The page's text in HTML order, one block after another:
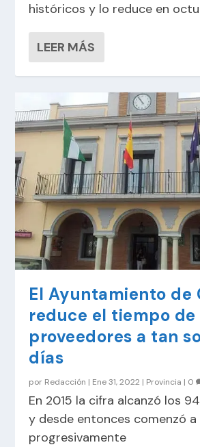
históricos y lo reduce en
LEER MÁS
El Ayuntamiento de
reduce el tiempo de
proveedores a tan
días
por Redacción | Ene 31, 2022 | Provincia | 0
En 2015 la cifra alcanzó los
y desde entonces comenzó
progresivamente